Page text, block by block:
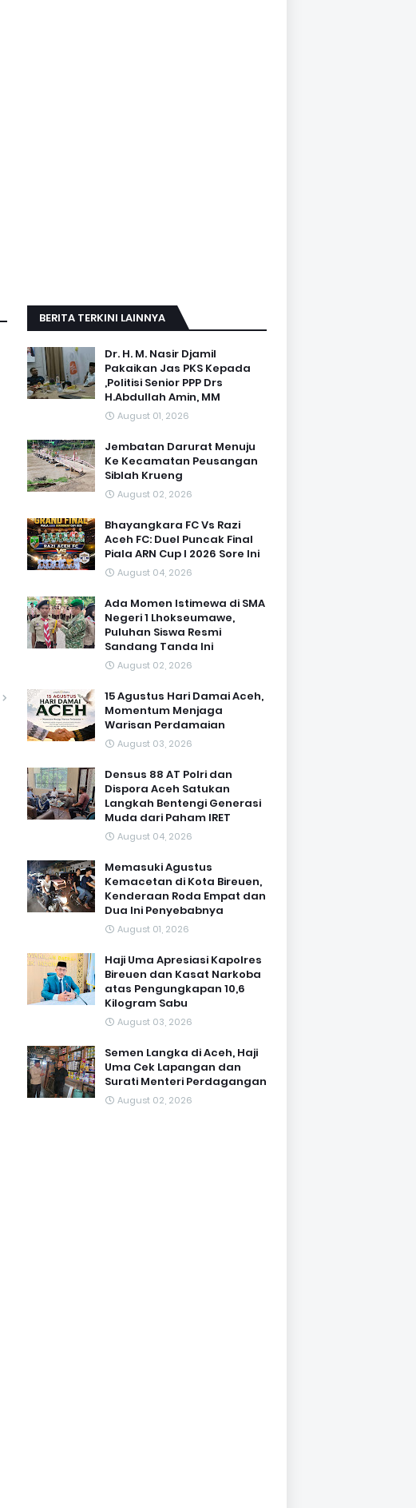
BERITA TERKINI LAINNYA
Dr. H. M. Nasir Djamil
Pakaikan Jas PKS Kepada
,Politisi Senior PPP Drs
H.Abdullah Amin, MM
August 01, 2026
Jembatan Darurat Menuju
Ke Kecamatan Peusangan
Siblah Krueng
August 02, 2026
Bhayangkara FC Vs Razi
Aceh FC: Duel Puncak Final
Piala ARN Cup I 2026 Sore Ini
August 04, 2026
Ada Momen Istimewa di SMA
Negeri 1 Lhokseumawe,
Puluhan Siswa Resmi
Sandang Tanda Ini
August 02, 2026
15 Agustus Hari Damai Aceh,
Momentum Menjaga
Warisan Perdamaian
August 03, 2026
Densus 88 AT Polri dan
Dispora Aceh Satukan
Langkah Bentengi Generasi
Muda dari Paham IRET
August 04, 2026
Memasuki Agustus
Kemacetan di Kota Bireuen,
Kenderaan Roda Empat dan
Dua Ini Penyebabnya
August 01, 2026
Haji Uma Apresiasi Kapolres
Bireuen dan Kasat Narkoba
atas Pengungkapan 10,6
Kilogram Sabu
August 03, 2026
Semen Langka di Aceh, Haji
Uma Cek Lapangan dan
Surati Menteri Perdagangan
August 02, 2026